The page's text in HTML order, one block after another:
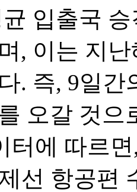
입출국
, 이는 지
. 즉, 9일간
오갈 것으
터에 따르
선 항공편